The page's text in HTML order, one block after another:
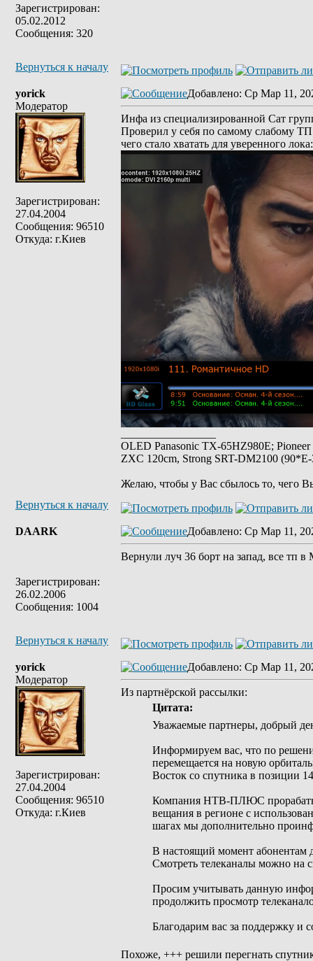
Зарегистрирован:
05.02.2012
Сообщения: 320
Вернуться к началу
yorick
Модератор
Зарегистрирован:
27.04.2004
Сообщения: 96510
Откуда: г.Киев
Добавлено: Ср Мар 11,
Инфа из специализированной Сат
Проверил у себя по самому слабому
чего стало хватать для уверенного лока:
OLED Panasonic TX-65HZ980E;
ZXC 120cm, Strong SRT-DM2100
Желаю, чтобы у Вас сбылось то, чего
Вернуться к началу
DAARK
Зарегистрирован:
26.02.2006
Сообщения: 1004
Добавлено: Ср Мар 11,
Вернули луч 36 борт на запад, все тп
Вернуться к началу
yorick
Модератор
Зарегистрирован:
27.04.2004
Сообщения: 96510
Откуда: г.Киев
Добавлено: Ср Мар 11,
Из партнёрской рассылки:
Цитата:
Уважаемые партнеры, добрый
Информируем вас, что по
перемещается на новую
Восток со спутника в позиции
Компания НТВ-ПЛЮС
вещания в регионе с
шагах мы дополнительно
В настоящий момент абонентам
Смотреть телеканалы можно на
Просим учитывать данную
продолжить просмотр
Благодарим вас за поддержку и
Похоже, +++ решили перегнать